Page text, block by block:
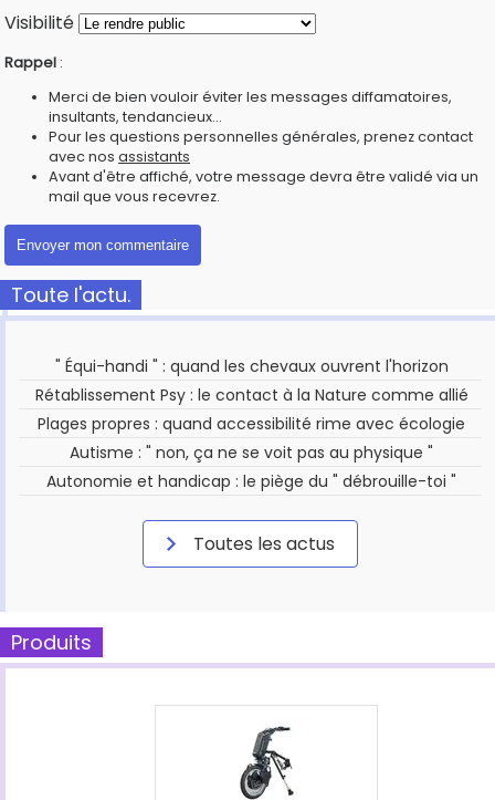
Visibilité
Rappel :
Merci de bien vouloir éviter les messages diffamatoires,
insultants, tendancieux...
Pour les questions personnelles générales, prenez contact
avec nos assistants
Avant d'être affiché, votre message devra être validé via un
mail que vous recevrez.
Toute l'actu.
" Équi-handi " : quand les chevaux ouvrent l'horizon
Rétablissement Psy : le contact à la Nature comme allié
Plages propres : quand accessibilité rime avec écologie
Autisme : " non, ça ne se voit pas au physique "
Autonomie et handicap : le piège du " débrouille-toi "
Toutes les actus
Produits